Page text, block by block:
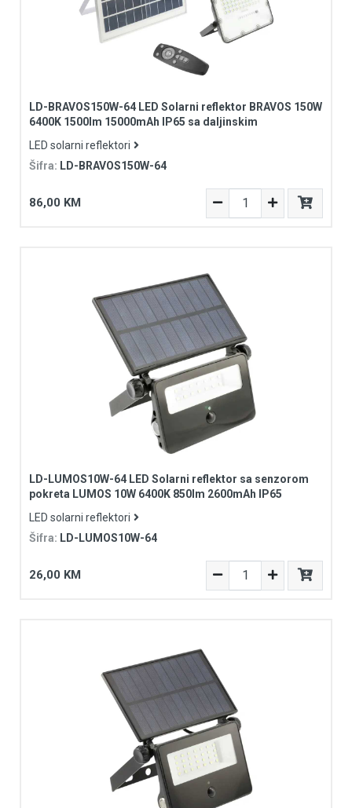
LD-BRAVOS150W-64 LED Solarni reflektor BRAVOS 150W
6400K 1500lm 15000mAh IP65 sa daljinskim
LED solarni reflektori
Šifra: LD-BRAVOS150W-64
86,00 KM
LD-LUMOS10W-64 LED Solarni reflektor sa senzorom
pokreta LUMOS 10W 6400K 850lm 2600mAh IP65
LED solarni reflektori
Šifra: LD-LUMOS10W-64
26,00 KM